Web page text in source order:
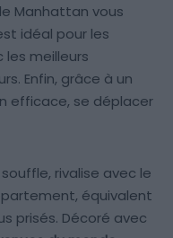
Manhattan vous
idéal pour les
meilleurs
Enfin, grâce à un
efficace, se déplacer
rivalise avec le
équivalent
prisés. Décoré avec